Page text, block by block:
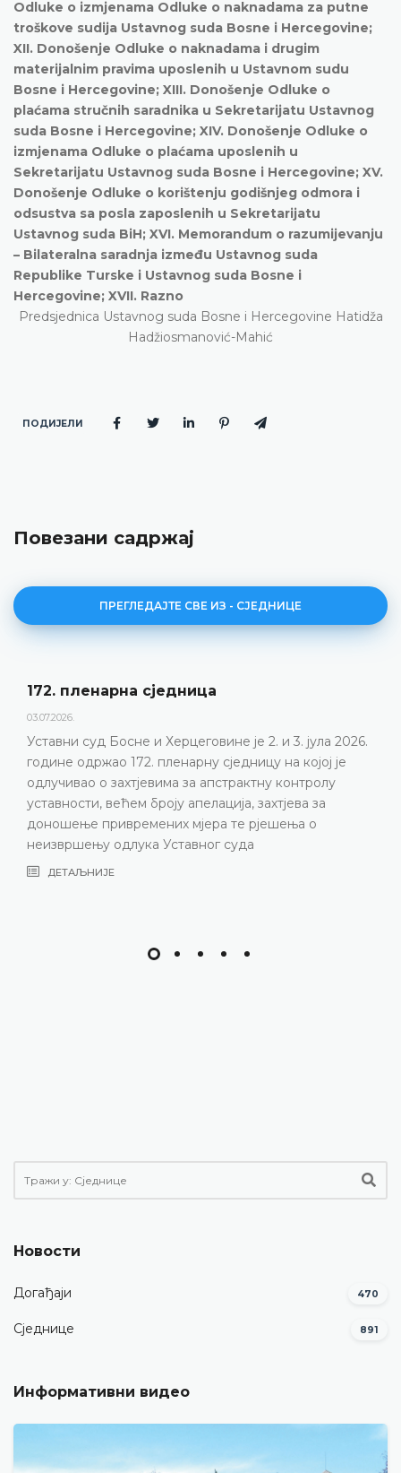
Odluke o izmjenama Odluke o naknadama za putne
troškove sudija Ustavnog suda Bosne i Hercegovine;
XII. Donošenje Odluke o naknadama i drugim
materijalnim pravima uposlenih u Ustavnom sudu
Bosne i Hercegovine; XIII. Donošenje Odluke o
plaćama stručnih saradnika u Sekretarijatu Ustavnog
suda Bosne i Hercegovine; XIV. Donošenje Odluke o
izmjenama Odluke o plaćama uposlenih u
Sekretarijatu Ustavnog suda Bosne i Hercegovine; XV.
Donošenje Odluke o korištenju godišnjeg odmora i
odsustva sa posla zaposlenih u Sekretarijatu
Ustavnog suda BiH; XVI. Memorandum o razumijevanju
– Bilateralna saradnja između Ustavnog suda
Republike Turske i Ustavnog suda Bosne i
Hercegovine; XVII. Razno
Predsjednica Ustavnog suda Bosne i Hercegovine Hatidža
Hadžiosmanović-Mahić
ПОДИЈЕЛИ
Повезани садржај
ПРЕГЛЕДАЈТЕ СВЕ ИЗ - СЈЕДНИЦЕ
Дневни ред 172. пленарне сједнице
Уставни суд Босне и Херцеговине одржаће 172.
пленарну сједницу 2. и 3. јула 2026. године
ДЕТАЉНИЈЕ
Новости
Догађаји 470
Сједнице 891
Информативни видео